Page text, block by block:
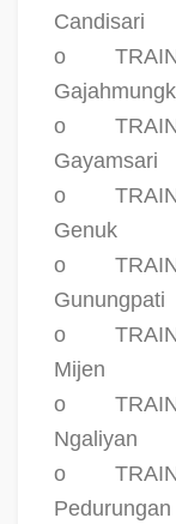
Candisari
o
o
Gayamsari
o
Genuk
o
Gunungpati
o
Mijen
o
Ngaliyan
o
Pedurungan